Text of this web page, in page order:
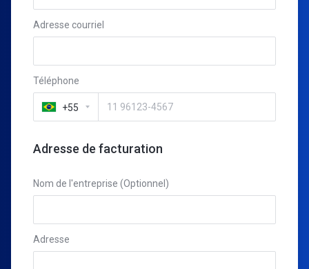
Adresse courriel
Téléphone
+55
Adresse de facturation
Nom de l'entreprise (Optionnel)
Adresse